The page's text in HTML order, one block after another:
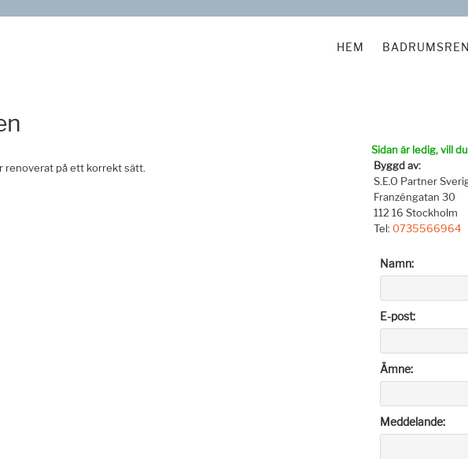
HEM
Sidan är ledig, vill
Byggd av:
S.E.O Partner
Franzéngatan 30
112 16 Stockholm
Tel: 0735566964
Namn:
E-post:
Ämne:
Meddelande:
renoverat på ett korrekt sätt.